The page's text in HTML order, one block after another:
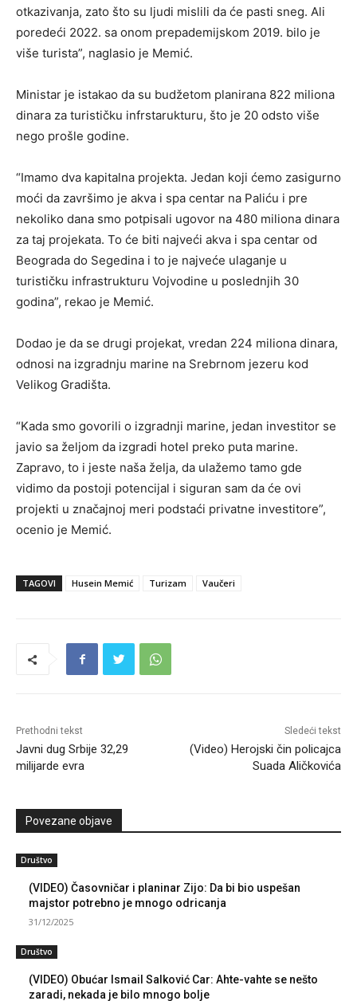
otkazivanja, zato što su ljudi mislili da će pasti sneg. Ali
poredeći 2022. sa onom prepademijskom 2019. bilo je
više turista”, naglasio je Memić.
Ministar je istakao da su budžetom planirana 822 miliona
dinara za turističku infrstarukturu, što je 20 odsto više
nego prošle godine.
“Imamo dva kapitalna projekta. Jedan koji ćemo zasigurno
moći da završimo je akva i spa centar na Paliću i pre
nekoliko dana smo potpisali ugovor na 480 miliona dinara
za taj projekata. To će biti najveći akva i spa centar od
Beograda do Segedina i to je najveće ulaganje u
turističku infrastrukturu Vojvodine u poslednjih 30
godina”, rekao je Memić.
Dodao je da se drugi projekat, vredan 224 miliona dinara,
odnosi na izgradnju marine na Srebrnom jezeru kod
Velikog Gradišta.
“Kada smo govorili o izgradnji marine, jedan investitor se
javio sa željom da izgradi hotel preko puta marine.
Zapravo, to i jeste naša želja, da ulažemo tamo gde
vidimo da postoji potencijal i siguran sam da će ovi
projekti u značajnoj meri podstaći privatne investitore”,
ocenio je Memić.
TAGOVI Husein Memić Turizam Vaučeri
Prethodni tekst
Javni dug Srbije 32,29
milijarde evra
Sledeći tekst
(Video) Herojski čin policajca
Suada Aličkovića
Povezane objave
Društvo
(VIDEO) Časovničar i planinar Zijo: Da bi bio uspešan
majstor potrebno je mnogo odricanja
31/12/2025
Društvo
(VIDEO) Obućar Ismail Salković Car: Ahte-vahte se nešto
zaradi, nekada je bilo mnogo bolje